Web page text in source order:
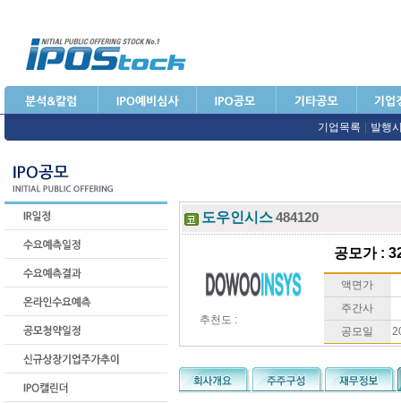
기업목록 발행
도우인시스 484120
추천도 :
공모가 :
액면가
주간사
공모일